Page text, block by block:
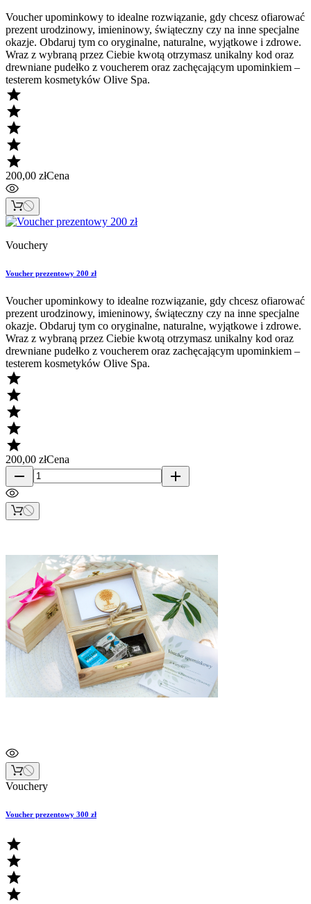
Voucher upominkowy to idealne rozwiązanie, gdy chcesz ofiarować
prezent urodzinowy, imieninowy, świąteczny czy na inne specjalne
okazje. Obdaruj tym co oryginalne, naturalne, wyjątkowe i zdrowe.
Wraz z wybraną przez Ciebie kwotą otrzymasz unikalny kod oraz
drewniane pudełko z voucherem oraz zachęcającym upominkiem –
testerem kosmetyków Olive Spa.





200,00 złCena
Vouchery
Voucher prezentowy 200 zł
Voucher upominkowy to idealne rozwiązanie, gdy chcesz ofiarować
prezent urodzinowy, imieninowy, świąteczny czy na inne specjalne
okazje. Obdaruj tym co oryginalne, naturalne, wyjątkowe i zdrowe.
Wraz z wybraną przez Ciebie kwotą otrzymasz unikalny kod oraz
drewniane pudełko z voucherem oraz zachęcającym upominkiem –
testerem kosmetyków Olive Spa.





200,00 złCena
remove add
Vouchery
Voucher prezentowy 300 zł



